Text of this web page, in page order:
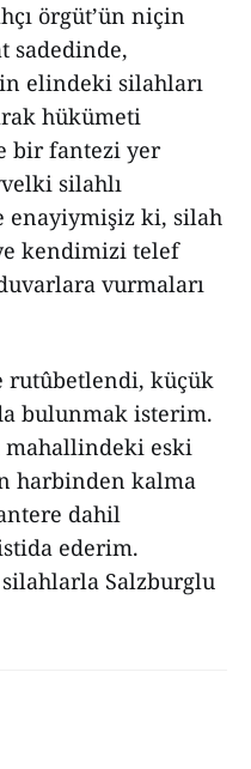
örgüt’ün niçin
sadedinde,
elindeki silahları
hükümeti
bir fantezi yer
silahlı
enayiymişiz ki, silah
kendimizi telef
vurmaları
rutûbetlendi, küçük
bulunmak isterim.
mahallindeki eski
harbinden kalma
dahil
ederim.
silahlarla Salzburglu